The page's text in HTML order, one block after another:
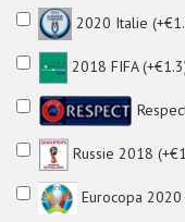
2020 Italie
2018 FIFA
Russie 2018
Eurocopa 2020